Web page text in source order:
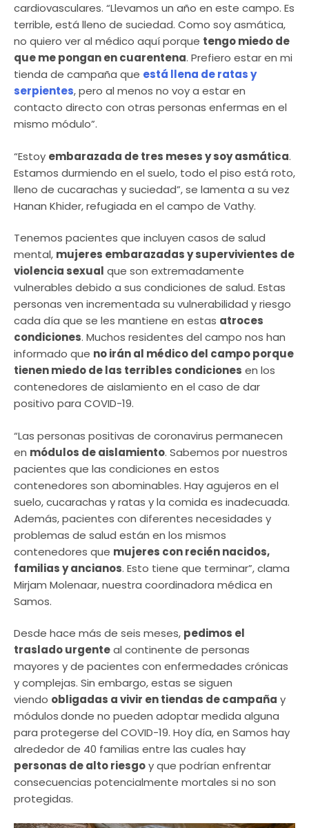
cardiovasculares. “Llevamos un año en este campo. Es
terrible, está lleno de suciedad. Como soy asmática,
no quiero ver al médico aquí porque tengo miedo de
que me pongan en cuarentena. Prefiero estar en mi
tienda de campaña que está llena de ratas y
serpientes, pero al menos no voy a estar en
contacto directo con otras personas enfermas en el
mismo módulo”.
“Estoy embarazada de tres meses y soy asmática.
Estamos durmiendo en el suelo, todo el piso está roto,
lleno de cucarachas y suciedad”, se lamenta a su vez
Hanan Khider, refugiada en el campo de Vathy.
Tenemos pacientes que incluyen casos de salud
mental, mujeres embarazadas y supervivientes de
violencia sexual que son extremadamente
vulnerables debido a sus condiciones de salud. Estas
personas ven incrementada su vulnerabilidad y riesgo
cada día que se les mantiene en estas atroces
condiciones. Muchos residentes del campo nos han
informado que no irán al médico del campo porque
tienen miedo de las terribles condiciones en los
contenedores de aislamiento en el caso de dar
positivo para COVID-19.
“Las personas positivas de coronavirus permanecen
en módulos de aislamiento. Sabemos por nuestros
pacientes que las condiciones en estos
contenedores son abominables. Hay agujeros en el
suelo, cucarachas y ratas y la comida es inadecuada.
Además, pacientes con diferentes necesidades y
problemas de salud están en los mismos
contenedores que mujeres con recién nacidos,
familias y ancianos. Esto tiene que terminar”, clama
Mirjam Molenaar, nuestra coordinadora médica en
Samos.
Desde hace más de seis meses, pedimos el
traslado urgenteal continente de personas
mayores y de pacientes con enfermedades crónicas
y complejas. Sin embargo, estas se siguen
viendo obligadas a vivir en tiendas de campaña y
módulosdonde no pueden adoptar medida alguna
para protegerse del COVID-19. Hoy día, en Samos hay
alrededor de 40 familias entre las cuales hay
personas de alto riesgoy que podrían enfrentar
consecuencias potencialmente mortales si no son
protegidas.